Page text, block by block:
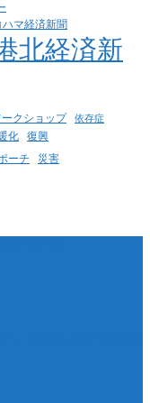
ハマ経済新聞
北経済新
ークショップ 依存症
化 復興
ーチ 災害